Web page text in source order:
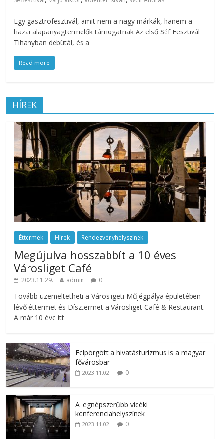
esküvőjüket
tervezgető
kisasszonyoknak.
Egy gasztrofesztivál, amit nem a nagy márkák, hanem a
hazai alapanyagtermelők támogatnak Az első Séf Fesztivál
Tihanyban debütál, és a
Read more
HÍREK
Éttermek Hírek Rendezvényhelyszínek
Megújulva hosszabbít a 10 éves
Városliget Café
2023.11.29. admin 0
Tovább üzemeltetheti a Városligeti Műjégpálya épületében
lévő éttermet és Dísztermet a Városliget Café & Restaurant.
A már 10 éve itt
Felpörgött a hivatásturizmus is a magyar
fővárosban
2023.11.02. 0
A legnépszerűbb vidéki
konferenciahelyszínek
2023.11.02. 0